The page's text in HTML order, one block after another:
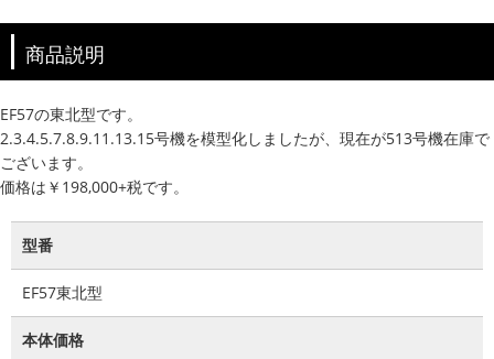
商品説明
EF57の東北型です。
2.3.4.5.7.8.9.11.13.15号機を模型化しましたが、現在が513号機在庫で
ございます。
価格は￥198,000+税です。
型番
EF57東北型
本体価格